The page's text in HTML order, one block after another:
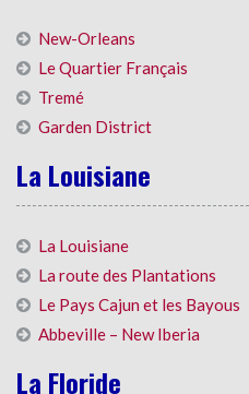
New-Orleans
Le Quartier Français
Tremé
Garden District
La Louisiane
La Louisiane
La route des Plantations
Le Pays Cajun et les Bayous
Abbeville – New Iberia
La Floride